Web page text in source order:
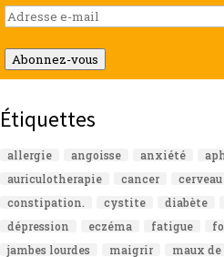
Adresse
e-
mail
Abonnez-vous
Étiquettes
allergie angoisse anxiété
auriculotherapie
cancer cerveau
constipation.
cystite diabète
dépression
eczéma fatigue
jambes lourdes
maigrir maux